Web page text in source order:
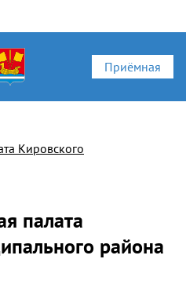
Приёмная
Кировского
палата
района